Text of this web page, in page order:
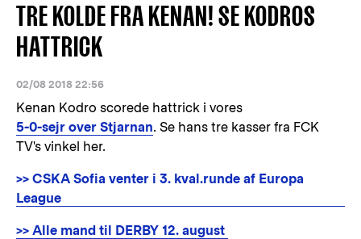
TRE KOLDE FRA KENAN! SE KODROS
HATTRICK
02/08 2018 22:56
Kenan Kodro scorede hattrick i vores
5-0-sejr over Stjarnan. Se hans tre kasser fra FCK
TV's vinkel her.
>> CSKA Sofia venter i 3. kval.runde af Europa
League
>> Alle mand til DERBY 12. august